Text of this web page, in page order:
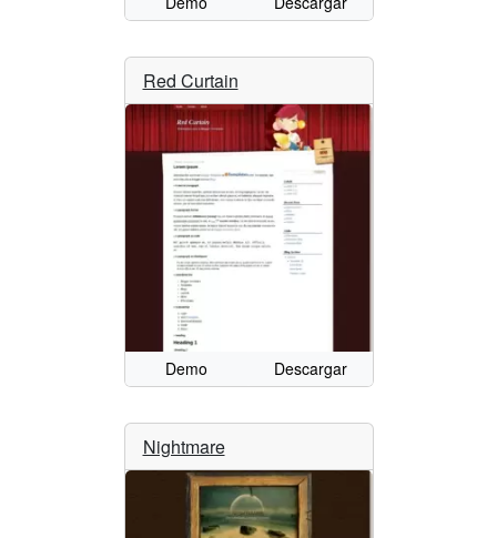
Red Curtain
Demo Descargar
Nightmare